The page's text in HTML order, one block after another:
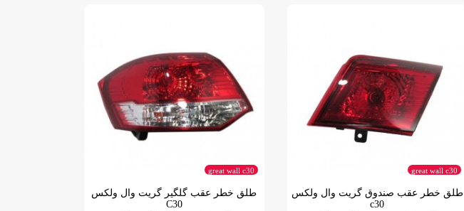
great wall c30
طلق خطر عقب صندوق گریت وال ولکس
c30
great wall c30
طلق خطر عقب گلگیر گریت وال ولکس
C30